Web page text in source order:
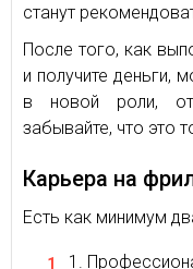
станут
После того, как
и получите деньги,
в новой роли,
забывайте, что это
Карьера на
Есть как минимум